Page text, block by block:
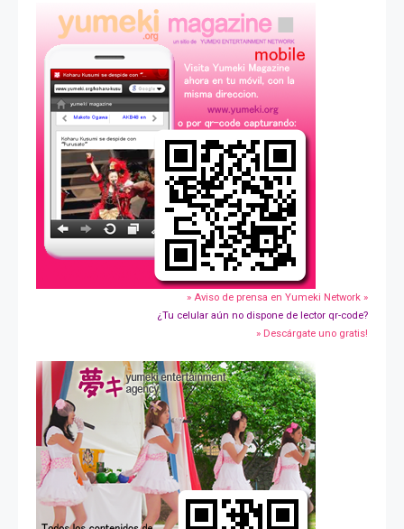
» Aviso de prensa en Yumeki Network »
¿Tu celular aún no dispone de lector qr-code?
» Descárgate uno gratis!